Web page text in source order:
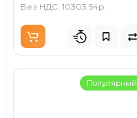
Без НДС: 10303.54р.
Популярный